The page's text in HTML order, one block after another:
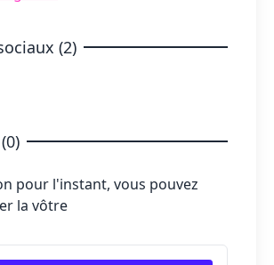
(2)
pour l'instant, vous pouvez
la vôtre